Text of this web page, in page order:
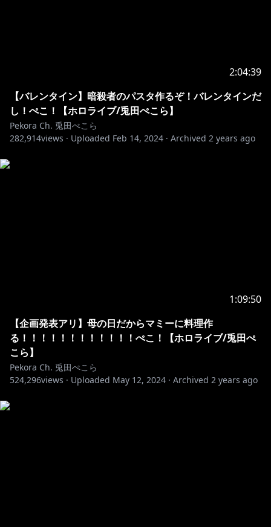
2:04:39
【バレンタイン】暗殺者のパスタ作るぞ！バレンタインだ
し！ぺこ！【ホロライブ/兎田ぺこら】
Pekora Ch. 兎田ぺこら
282,914views · Uploaded Feb 14, 2024 · Archived 2 years ago
1:09:50
【企画発表アリ】母の日だからマミーに料理作
る！！！！！！！！！！！！ぺこ！【ホロライブ/兎田ぺ
こら】
Pekora Ch. 兎田ぺこら
524,296views · Uploaded May 12, 2024 · Archived 2 years ago